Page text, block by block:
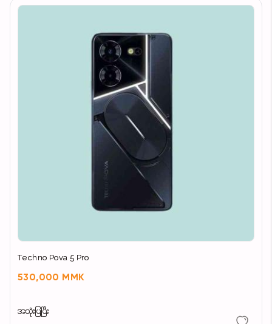
Techno Pova 5 Pro
530,000 MMK
အသုံးပြုပြီး